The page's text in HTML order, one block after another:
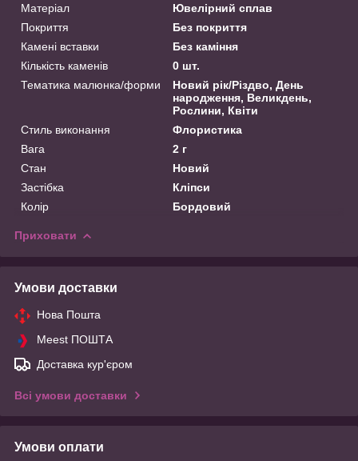
Матеріал
Ювелірний сплав
Покриття
Без покриття
Камені вставки
Без каміння
Кількість каменів
0 шт.
Тематика малюнка/форми
Новий рік/Різдво, День
народження, Великдень,
Рослини, Квіти
Стиль виконання
Флористика
Вага
2 г
Стан
Новий
Застібка
Кліпси
Колір
Бордовий
Приховати
Умови доставки
Нова Пошта
Meest ПОШТА
Доставка кур'єром
Всі умови доставки
Умови оплати